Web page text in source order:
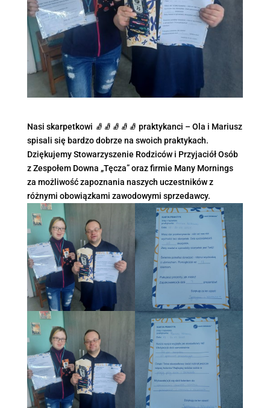
Nasi skarpetkowi 🧦🧦🧦🧦🧦 praktykanci – Ola i Mariusz
spisali się bardzo dobrze na swoich praktykach.
Dziękujemy Stowarzyszenie Rodziców i Przyjaciół Osób
z Zespołem Downa „Tęcza” oraz firmie Many Mornings
za możliwość zapoznania naszych uczestników z
różnymi obowiązkami zawodowymi sprzedawcy.